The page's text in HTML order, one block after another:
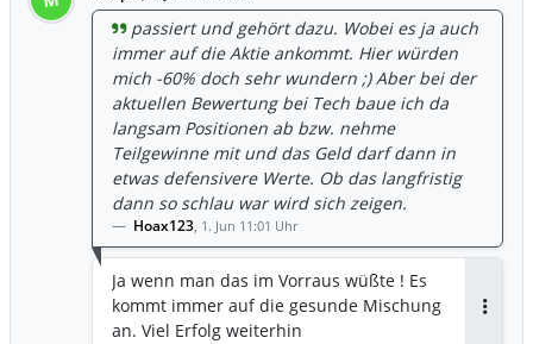
haben nen burggraben in nem
reglementiertem umfeld.
passiert und gehört dazu. Wobei es ja auch
immer auf die Aktie ankommt. Hier würden
mich -60% doch sehr wundern ;) Aber bei der
aktuellen Bewertung bei Tech baue ich da
langsam Positionen ab bzw. nehme
Teilgewinne mit und das Geld darf dann in
etwas defensivere Werte. Ob das langfristig
dann so schlau war wird sich zeigen.
Hoax123, 1. Jun 11:01 Uhr
Ja wenn man das im Vorraus wüßte ! Es
kommt immer auf die gesunde Mischung
an. Viel Erfolg weiterhin